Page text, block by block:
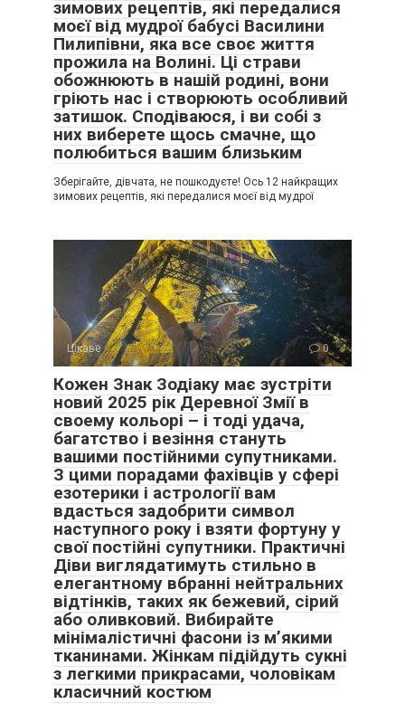
зимових рецептів, які передалися
моєї від мудрої бабусі Василини
Пилипівни, яка все своє життя
прожила на Волині. Ці страви
обожнюють в нашій родині, вони
гріють нас і створюють особливий
затишок. Сподіваюся, і ви собі з
них виберете щось смачне, що
полюбиться вашим близьким
Зберігайте, дівчата, не пошкодуєте! Ось 12 найкращих
зимових рецептів, які передалися моєї від мудрої
Цікаве 0
Кожен Знак Зодіаку має зустріти
новий 2025 рік Деревної Змії в
своему кольорі – і тоді удача,
багатство і везіння стануть
вашими постійними супутниками.
З цими порадами фахівців у сфері
езотерики і астрології вам
вдасться задобрити символ
наступного року і взяти фортуну у
свої постійні супутники. Практичні
Діви виглядатимуть стильно в
елегантному вбранні нейтральних
відтінків, таких як бежевий, сірий
або оливковий. Вибирайте
мінімалістичні фасони із м’якими
тканинами. Жінкам підійдуть сукні
з легкими прикрасами, чоловікам
класичний костюм